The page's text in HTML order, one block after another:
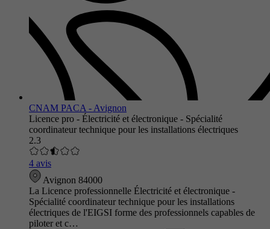
CNAM PACA - Avignon
Licence pro - Électricité et électronique - Spécialité
coordinateur technique pour les installations électriques
2.3
4 avis
Avignon 84000
La Licence professionnelle Électricité et électronique -
Spécialité coordinateur technique pour les installations
électriques de l'EIGSI forme des professionnels capables de
piloter et c…